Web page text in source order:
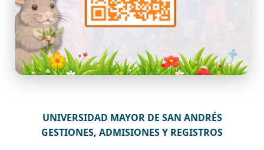
UNIVERSIDAD MAYOR DE SAN ANDRÉS
GESTIONES, ADMISIONES Y REGISTROS